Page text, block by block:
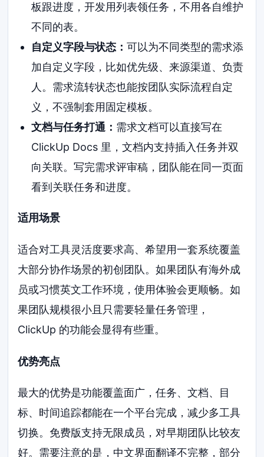
板跟进度，开发用列表领任务，不用各自维护
不同的表。
自定义字段与状态： 可以为不同类型的需求添
加自定义字段，比如优先级、来源渠道、负责
人。需求流转状态也能按团队实际流程自定
义，不强制套用固定模板。
文档与任务打通： 需求文档可以直接写在
ClickUp Docs 里，文档内支持插入任务并双
向关联。写完需求评审稿，团队能在同一页面
看到关联任务和进度。
适用场景
适合对工具灵活度要求高、希望用一套系统覆盖
大部分协作场景的初创团队。如果团队有海外成
员或习惯英文工作环境，使用体验会更顺畅。如
果团队规模很小且只需要轻量任务管理，
ClickUp 的功能会显得有些重。
优势亮点
最大的优势是功能覆盖面广，任务、文档、目
标、时间追踪都能在一个平台完成，减少多工具
切换。免费版支持无限成员，对早期团队比较友
好。需要注意的是，中文界面翻译不完整，部分